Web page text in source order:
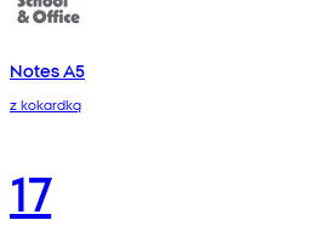
Notes A5
z kokardką
17